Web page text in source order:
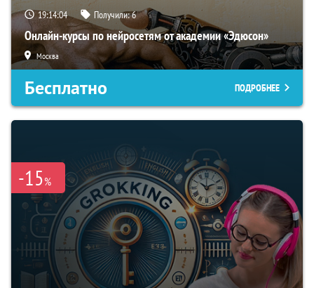
19:14:03 Получили:6
Онлайн-курсы по нейросетям от академии «Эдюсон»
Москва
Бесплатно ПОДРОБНЕЕ
-15%